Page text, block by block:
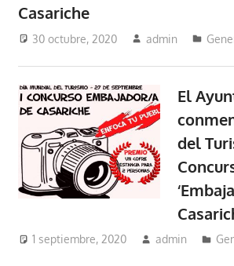
Casariche
30 octubre, 2020 admin
El
del
1 septiembre, 2020 admin